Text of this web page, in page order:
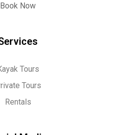
Book Now
Tours
Tours
Rentals